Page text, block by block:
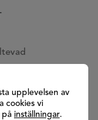
vår Youtube
Gå till vår Pinterest
upplevelsen av
cookies vi
på inställningar.